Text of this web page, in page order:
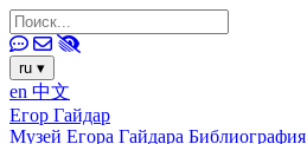
ru ▾
en 中文
Егор Гайдар
Музей Егора Гайдара Библиография